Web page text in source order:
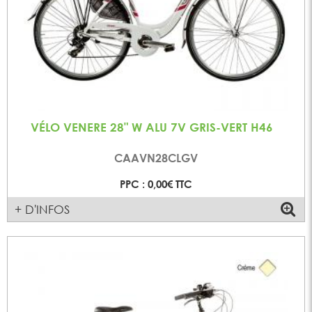
VÉLO VENERE 28" W ALU 7V GRIS-VERT H46
CAAVN28CLGV
PPC : 0,00€ TTC
+ D'INFOS